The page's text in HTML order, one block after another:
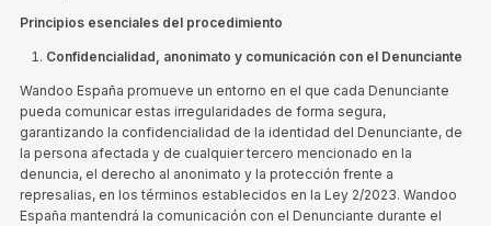
Principios esenciales del procedimiento
Confidencialidad, anonimato y comunicación con el Denunciante
Wandoo España promueve un entorno en el que cada Denunciante
pueda comunicar estas irregularidades de forma segura,
garantizando la confidencialidad de la identidad del Denunciante, de
la persona afectada y de cualquier tercero mencionado en la
denuncia, el derecho al anonimato y la protección frente a
represalias, en los términos establecidos en la Ley 2/2023. Wandoo
España mantendrá la comunicación con el Denunciante durante el